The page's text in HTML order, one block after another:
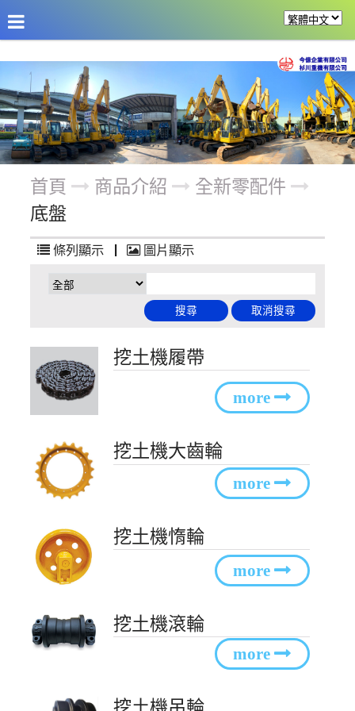
公司介紹 最新消息 改裝機具
首頁 商品介紹
全新零配件
底盤
條列顯示 | 圖片顯示
挖土機履帶
挖土機大齒輪
挖土機惰輪
挖土機滾輪